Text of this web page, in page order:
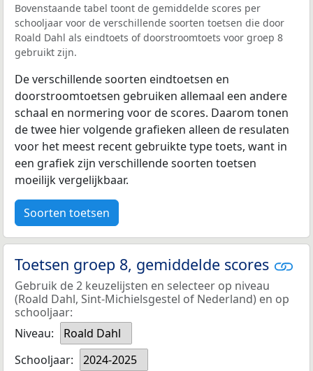
Bovenstaande tabel toont de gemiddelde scores per
schooljaar voor de verschillende soorten toetsen die door
Roald Dahl als eindtoets of doorstroomtoets voor groep 8
gebruikt zijn.
De verschillende soorten eindtoetsen en
doorstroomtoetsen gebruiken allemaal een andere
schaal en normering voor de scores. Daarom tonen
de twee hier volgende grafieken alleen de resulaten
voor het meest recent gebruikte type toets, want in
een grafiek zijn verschillende soorten toetsen
moeilijk vergelijkbaar.
Soorten toetsen
Toetsen groep 8, gemiddelde scores
Gebruik de 2 keuzelijsten en selecteer op niveau
(Roald Dahl, Sint-Michielsgestel of Nederland) en op
schooljaar:
Niveau:
Roald Dahl
Schooljaar:
2024-2025